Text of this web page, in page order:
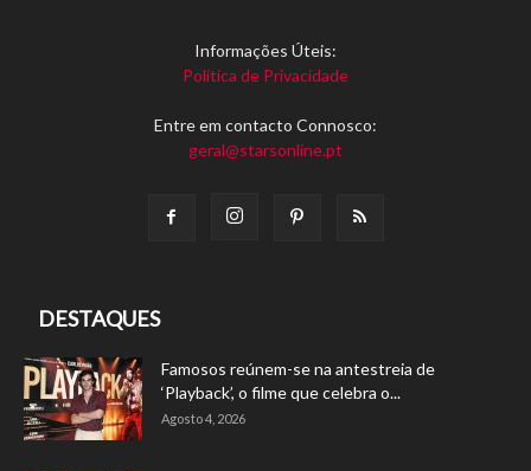
Informações Úteis:
Política de Privacidade
Entre em contacto Connosco:
geral@starsonline.pt
DESTAQUES
Famosos reúnem-se na antestreia de
‘Playback’, o filme que celebra o...
Agosto 4, 2026